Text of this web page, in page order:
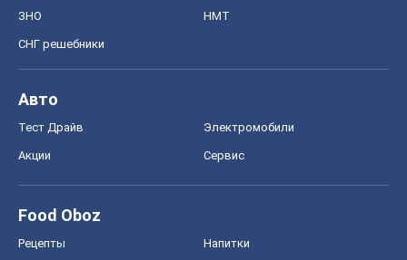
ЗНО НМТ
СНГ решебники
Авто
Тест Драйв Электромобили
Акции Сервис
Food Oboz
Рецепты Напитки